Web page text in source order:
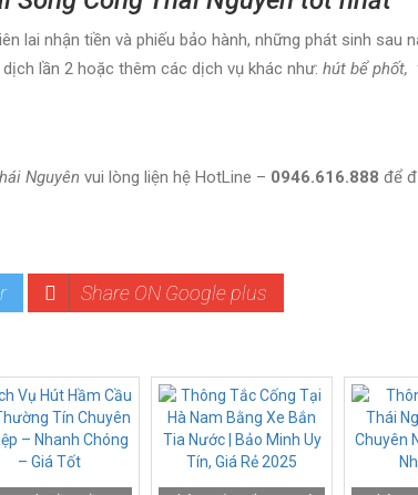
lai nhận tiền và phiếu bảo hành, những phát sinh sau
lần 2 hoặc thêm các dịch vụ khác như: hút bể phốt,
Nguyên vui lòng liện hệ HotLine – 0946.616.888 để
Share ON Google plus